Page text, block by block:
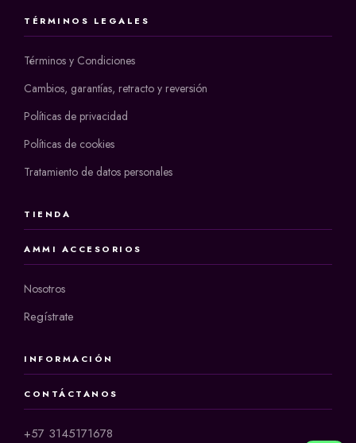
TÉRMINOS LEGALES
Términos y Condiciones
Cambios, garantías, retracto y reversión
Políticas de privacidad
Políticas de cookies
Tratamiento de datos personales
TIENDA
AMMI ACCESORIOS
Nosotros
Regístrate
INFORMACIÓN
CONTÁCTANOS
+57 3145171678